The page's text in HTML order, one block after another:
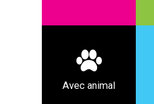
Avec animal